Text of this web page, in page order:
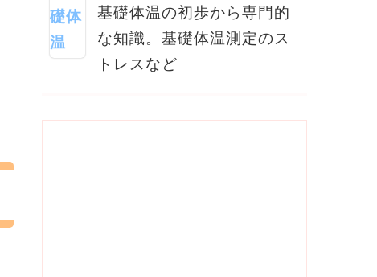
基礎体温の初歩から専門的
な知識。基礎体温測定のス
トレスなど